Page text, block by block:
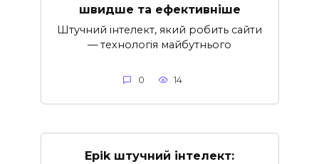
швидше та ефективніше
Штучний інтелект, який робить сайти
— технологія майбутнього
0 14
Epik штучний інтелект: